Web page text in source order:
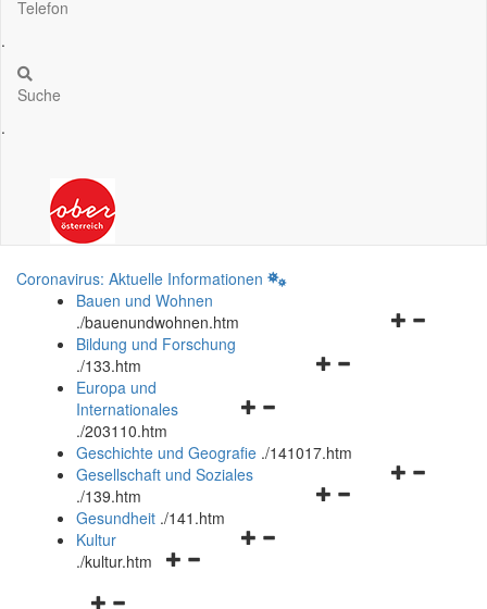
Telefon
.
Suche
.
Coronavirus: Aktuelle Informationen
Bauen und Wohnen
./bauenundwohnen.htm
Navigationsmenü
Bildung und Forschung
./133.htm
Navigationsmenü
und
schließen
Europa und
Internationales
./203110.htm
Geschichte und Geografie ./141017.htm
Navigationsmenü
Gesellschaft und Soziales
./139.htm
Navigationsmenü
Gesundheit ./141.htm
Navigationsmenü
Kultur
./kultur.htm
Navigationsmenü